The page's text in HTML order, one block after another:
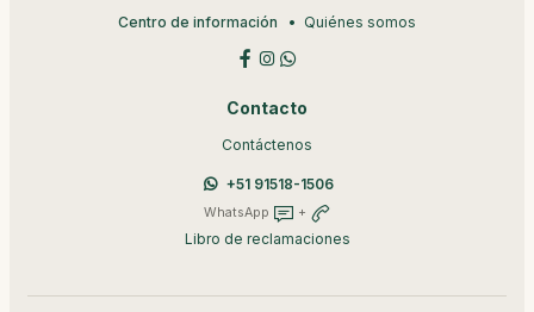
Centro de información Quiénes somos
Contacto
Contáctenos
+51 91518-1506
WhatsApp +
Libro de reclamaciones